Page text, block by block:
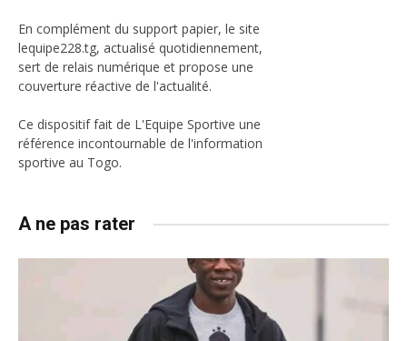
En complément du support papier, le site
lequipe228.tg, actualisé quotidiennement,
sert de relais numérique et propose une
couverture réactive de l'actualité.
Ce dispositif fait de L'Equipe Sportive une
référence incontournable de l'information
sportive au Togo.
A ne pas rater